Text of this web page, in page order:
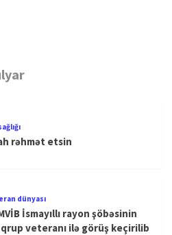
rəhmət etsin
dünyası
İsmayıllı rayon şöbəsinin
veteranı ilə görüş keçirilib